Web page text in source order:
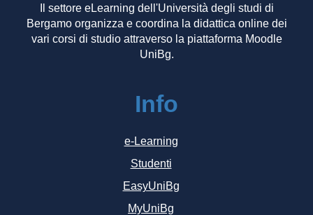
Il settore eLearning dell'Università degli studi di
Bergamo organizza e coordina la didattica online dei
vari corsi di studio attraverso la piattaforma Moodle
UniBg.
Info
e-Learning
Studenti
EasyUniBg
MyUniBg